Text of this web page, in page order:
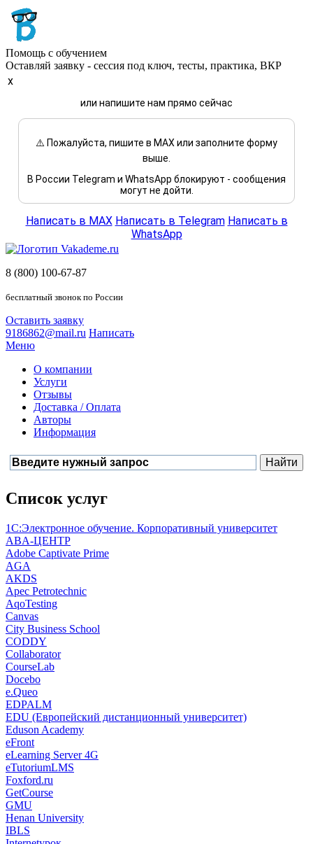
Помощь с обучением
Оставляй заявку - сессия под ключ, тесты, практика, ВКР
x
или напишите нам прямо сейчас
⚠️ Пожалуйста, пишите в MAX или заполните форму
выше.
В России Telegram и WhatsApp блокируют - сообщения
могут не дойти.
Написать в MAX Написать в Telegram Написать в
WhatsApp
8 (800) 100-67-87
бесплатный звонок по России
Оставить заявку
9186862@mail.ru Написать
Меню
О компании
Услуги
Отзывы
Доставка / Оплата
Авторы
Информация
Список услуг
1С:Электронное обучение. Корпоративный университет
ABA-ЦЕНТР
Adobe Captivate Prime
AGA
AKDS
Apec Petrotechnic
AqoTesting
Canvas
City Business School
CODDY
Collaborator
CourseLab
Docebo
e.Queo
EDPALM
EDU (Европейский дистанционный университет)
Eduson Academy
eFront
eLearning Server 4G
eTutoriumLMS
Foxford.ru
GetCourse
GMU
Henan University
IBLS